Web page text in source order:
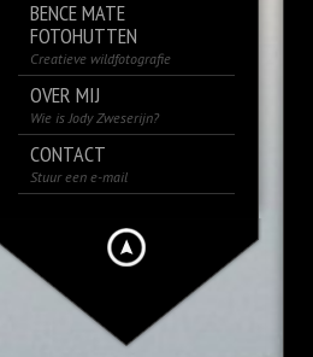
BENCE MATE
FOTOHUTTEN
Creatieve wildfotografie
OVER MIJ
Wie is Jody Zweserijn?
CONTACT
Stuur een e-mail